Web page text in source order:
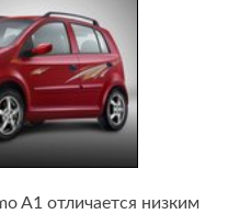
A1 отличается низким